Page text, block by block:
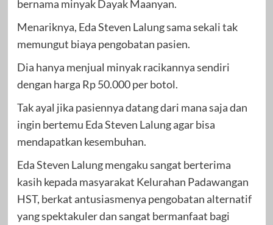
bernama minyak Dayak Maanyan.
Menariknya, Eda Steven Lalung sama sekali tak
memungut biaya pengobatan pasien.
Dia hanya menjual minyak racikannya sendiri
dengan harga Rp 50.000 per botol.
Tak ayal jika pasiennya datang dari mana saja dan
ingin bertemu Eda Steven Lalung agar bisa
mendapatkan kesembuhan.
Eda Steven Lalung mengaku sangat berterima
kasih kepada masyarakat Kelurahan Padawangan
HST, berkat antusiasmenya pengobatan alternatif
yang spektakuler dan sangat bermanfaat bagi